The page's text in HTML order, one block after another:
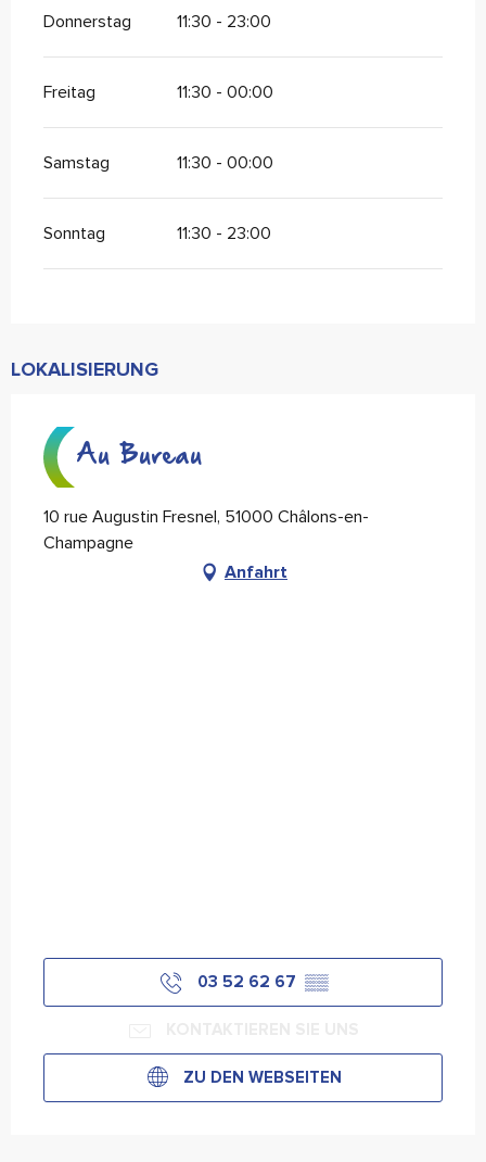
Donnerstag 11:30 - 23:00
Freitag 11:30 - 00:00
Samstag 11:30 - 00:00
Sonntag 11:30 - 23:00
LOKALISIERUNG
Au Bureau
10 rue Augustin Fresnel, 51000 Châlons-en-
Champagne
Anfahrt
03 52 62 67 ▒▒
ZU DEN WEBSEITEN